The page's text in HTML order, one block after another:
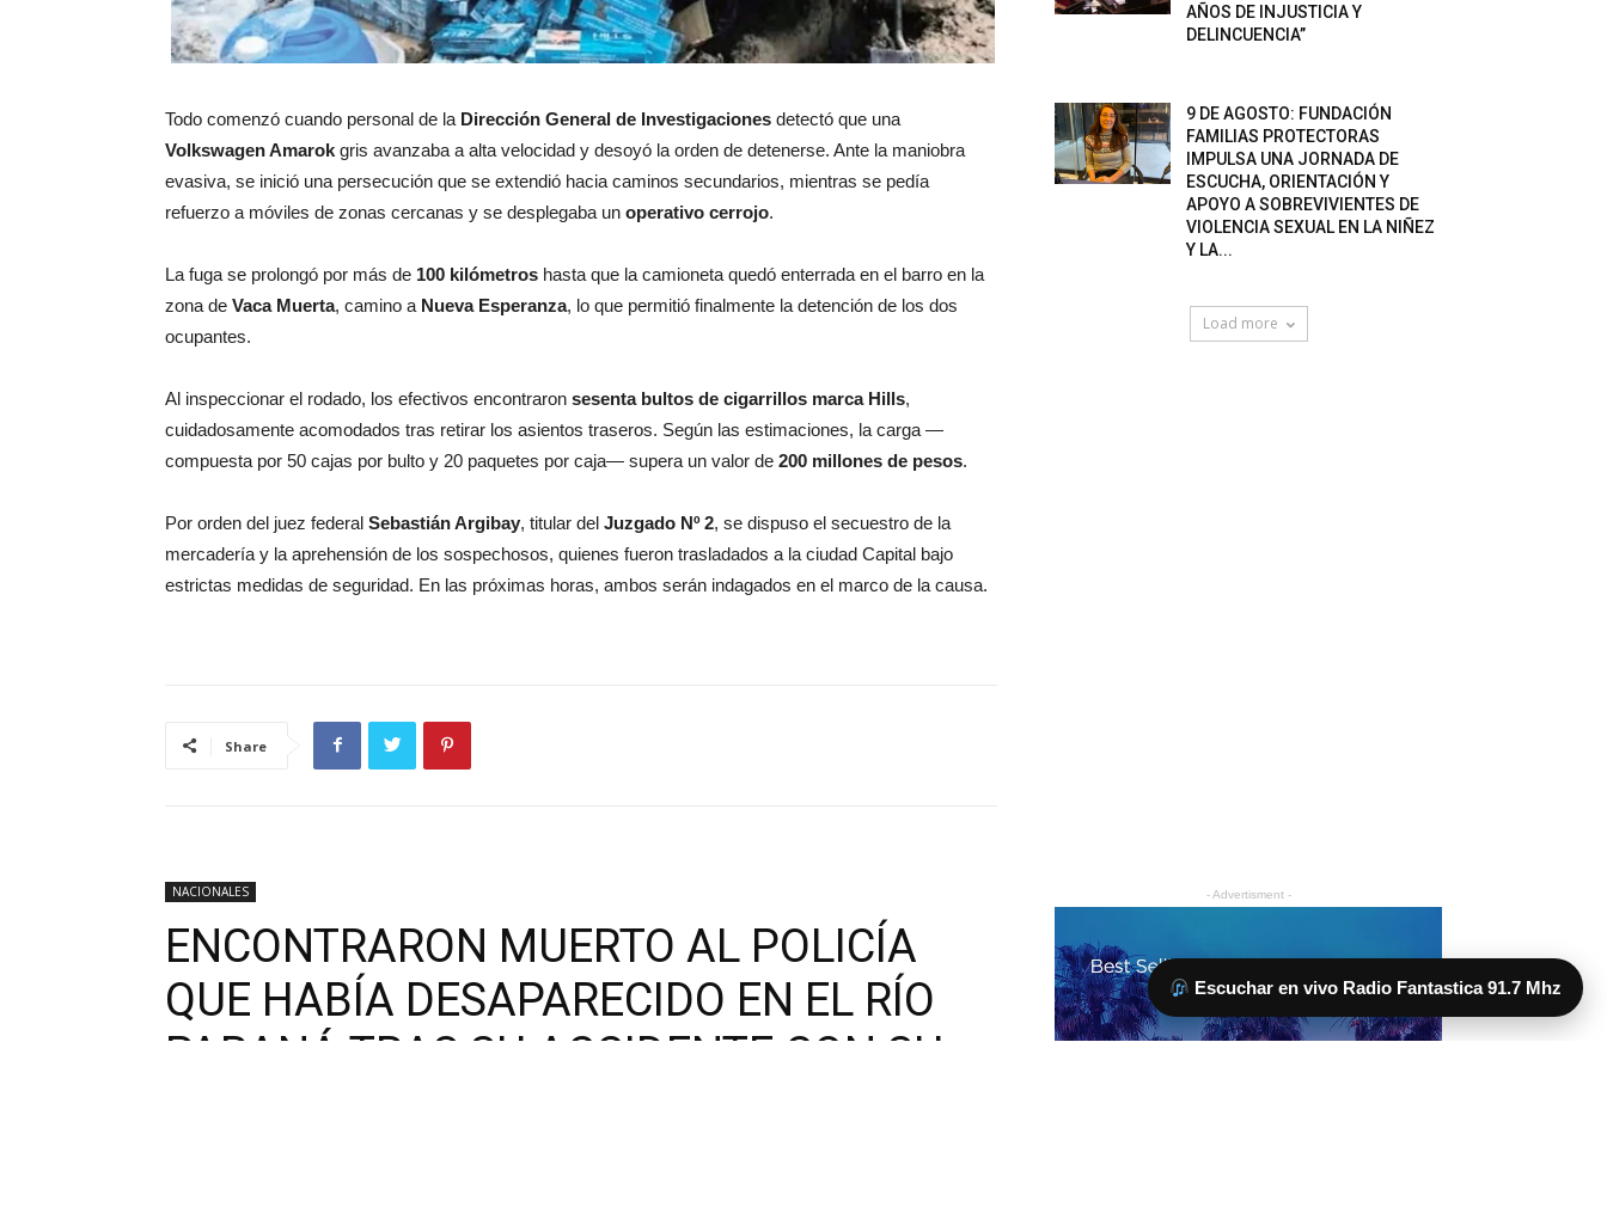
Escuchar en vivo Radio Fantastica 91.7 Mhz
Todo comenzó cuando personal de la Dirección General de Investigaciones detectó que una
Volkswagen Amarok gris avanzaba a alta velocidad y desoyó la orden de detenerse. Ante la maniobra
evasiva, se inició una persecución que se extendió hacia caminos secundarios, mientras se pedía
refuerzo a móviles de zonas cercanas y se desplegaba un operativo cerrojo.
La fuga se prolongó por más de 100 kilómetros hasta que la camioneta quedó enterrada en el barro en la
zona de Vaca Muerta, camino a Nueva Esperanza, lo que permitió finalmente la detención de los dos
ocupantes.
Al inspeccionar el rodado, los efectivos encontraron sesenta bultos de cigarrillos marca Hills,
cuidadosamente acomodados tras retirar los asientos traseros. Según las estimaciones, la carga —
compuesta por 50 cajas por bulto y 20 paquetes por caja— supera un valor de 200 millones de pesos.
Por orden del juez federal Sebastián Argibay, titular del Juzgado Nº 2, se dispuso el secuestro de la
mercadería y la aprehensión de los sospechosos, quienes fueron trasladados a la ciudad Capital bajo
estrictas medidas de seguridad. En las próximas horas, ambos serán indagados en el marco de la causa.
Share
AÑOS DE INJUSTICIA Y
DELINCUENCIA”
9 DE AGOSTO: FUNDACIÓN
FAMILIAS PROTECTORAS
IMPULSA UNA JORNADA DE
ESCUCHA, ORIENTACIÓN Y
APOYO A SOBREVIVIENTES DE
VIOLENCIA SEXUAL EN LA NIÑEZ
Y LA...
Load more